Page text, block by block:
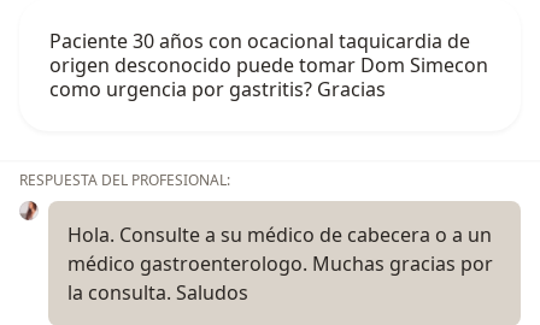
Paciente 30 años con ocacional taquicardia de
origen desconocido puede tomar Dom Simecon
como urgencia por gastritis? Gracias
RESPUESTA DEL PROFESIONAL:
Hola. Consulte a su médico de cabecera o a un
médico gastroenterologo. Muchas gracias por
la consulta. Saludos